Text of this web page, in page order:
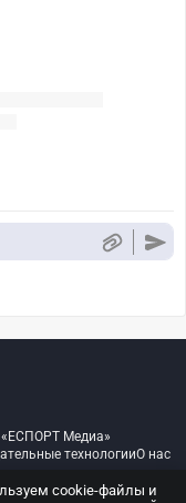
«ЕСПОРТ Медиа»
технологииО нас
cookie-файлы и